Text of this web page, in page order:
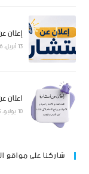
إعلان
13 أبريل، 2026
اعلان
10 يوليو، 2025
شاركنا على مواقع